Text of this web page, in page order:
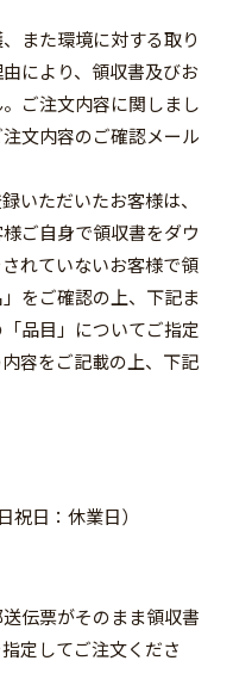
また環境に対する取り
により、領収書及びお
ご注文内容に関しまし
文内容のご確認メール
いただいたお客様は、
ご自身で領収書をダウ
れていないお客様で領
をご確認の上、下記ま
品目」についてご指定
容をご記載の上、下記
祝日：休業日）
伝票がそのまま領収書
定してご注文くださ